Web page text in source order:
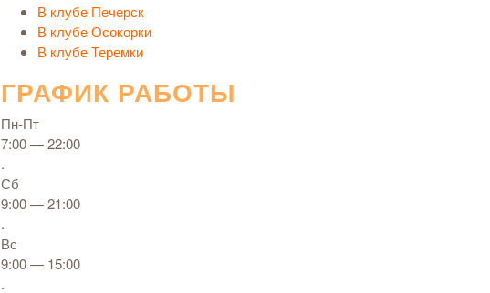
В клубе Печерск
В клубе Осокорки
В клубе Теремки
ГРАФИК РАБОТЫ
Пн-Пт
7:00 — 22:00
.
Сб
9:00 — 21:00
.
Вс
9:00 — 15:00
.